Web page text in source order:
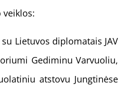
veiklos:
Lietuvos diplomatais JAV
Gediminu Varvuoliu,
atstovu Jungtinėse